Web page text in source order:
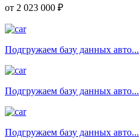
от 2 023 000 ₽
Подгружаем базу данных авто...
Подгружаем базу данных авто...
Подгружаем базу данных авто...